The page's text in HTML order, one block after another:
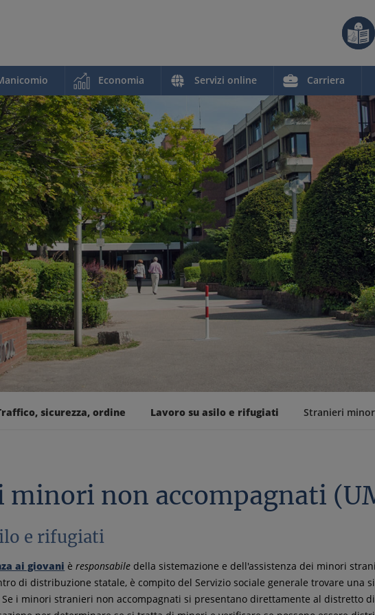
Economia Servizi online Carriera
sicurezza, ordine Lavoro su asilo e rifugiati Stranieri
minori non accompagnati
e rifugiati
ai giovani è responsabile della sistemazione e dell'assistenza dei minori
di distribuzione statale, è compito del Servizio sociale generale trovare una
i minori stranieri non accompagnati si presentano direttamente al distretto